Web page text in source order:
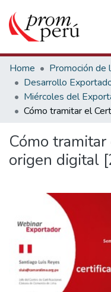
Communities &
All of DSpace
Statistics
Estadísticas Externas
Home
Desarrollo
Miércoles del
Cómo
origen digital